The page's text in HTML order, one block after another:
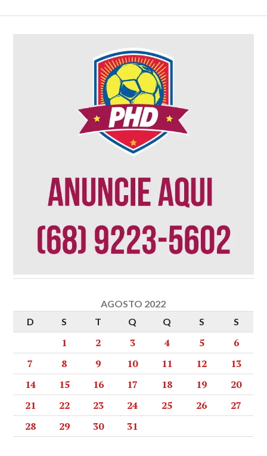
AGOSTO 2022
D
S T Q Q S S
1 2 3 4 5
6
7
8 9 10 11 12
13
14
15 16 17 18 19
20
21
22 23 24 25 26
27
28
29 30 31